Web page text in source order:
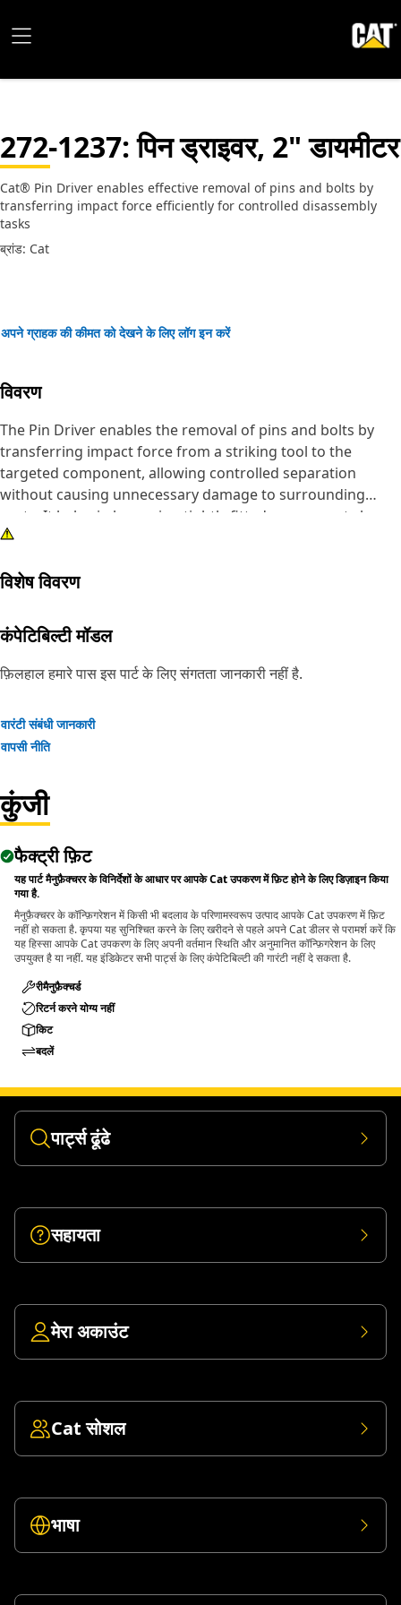
272-1237: पिन ड्राइवर, 2" डायमीटर
Cat® Pin Driver enables effective removal of pins and bolts by
transferring impact force efficiently for controlled disassembly
tasks
ब्रांड: Cat
अपने ग्राहक की कीमत को देखने के लिए लॉग इन करें
विवरण
The Pin Driver enables the removal of pins and bolts by
transferring impact force from a striking tool to the
targeted component, allowing controlled separation
without causing unnecessary damage to surrounding
parts. It helps in loosening tightly fitted components by
delivering focused force, making disassembly tasks more
maintenance work. The driver supports accurate force
chances of misalignment or surface damage.
Attributes:
• Suitable for removing pins and bolts greater than 2 inch
and up to 2.5 inch (63.5 mm) in diameter.
Applications:
and bolts require removal from assemblies, and allows
controlled and efficient removal without affecting
surrounding components.
विशेष विवरण
कंपेटिबिल्टी मॉडल
फ़िलहाल हमारे पास इस पार्ट के लिए संगतता जानकारी नहीं है.
वारंटी संबंधी जानकारी
वापसी नीति
कुंजी
फैक्ट्री फ़िट
यह पार्ट मैनुफ़ैक्चरर के विनिर्देशों के आधार पर आपके Cat उपकरण में फ़िट होने के लिए डिज़ाइन किया
गया है.
मैनुफ़ैक्चरर के कॉन्फ़िगरेशन में किसी भी बदलाव के परिणामस्वरूप उत्पाद आपके Cat उपकरण में फ़िट
नहीं हो सकता है. कृपया यह सुनिश्चित करने के लिए खरीदने से पहले अपने Cat डीलर से परामर्श करें कि
यह हिस्सा आपके Cat उपकरण के लिए अपनी वर्तमान स्थिति और अनुमानित कॉन्फ़िगरेशन के लिए
उपयुक्त है या नहीं. यह इंडिकेटर सभी पार्ट्स के लिए कंपेटिबिल्टी की गारंटी नहीं दे सकता है.
रीमैनुफ़ैक्चर्ड
रिटर्न करने योग्य नहीं
किट
बदलें
पार्ट्स ढूंढे
सहायता
मेरा अकाउंट
Cat सोशल
भाषा